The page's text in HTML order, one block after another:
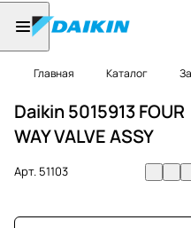
Главная Каталог
Daikin 5015913 FOUR
WAY VALVE ASSY
Арт. 51103